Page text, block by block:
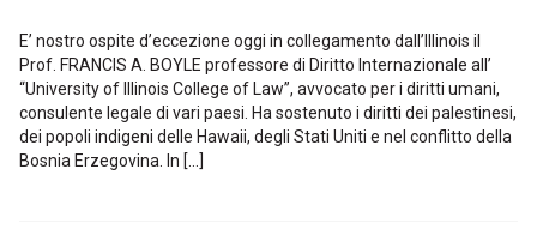
E’ nostro ospite d’eccezione oggi in collegamento dall’Illinois il
Prof. FRANCIS A. BOYLE professore di Diritto Internazionale all’
“University of Illinois College of Law”, avvocato per i diritti umani,
consulente legale di vari paesi. Ha sostenuto i diritti dei palestinesi,
dei popoli indigeni delle Hawaii, degli Stati Uniti e nel conflitto della
Bosnia Erzegovina. In […]